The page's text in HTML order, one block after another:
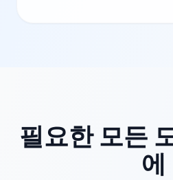
필요한 모든
에